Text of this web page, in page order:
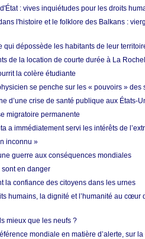
: vives inquiétudes pour les droits
l'histoire et le folklore des Balkans :
qui dépossède les habitants de leur
de la location de courte durée à La
la colère étudiante
se penche sur les « pouvoirs » des
d’une crise de santé publique aux États-
migratoire permanente
a immédiatement servi les intérêts de
inconnu »
guerre aux conséquences mondiales
en danger
la confiance des citoyens dans les urnes
humains, la dignité et l’humanité au cœur
mieux que les neufs ?
mondiale en matière d’alerte, sur